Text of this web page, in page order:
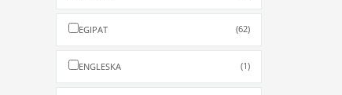
EGIPAT (62)
ENGLESKA (1)